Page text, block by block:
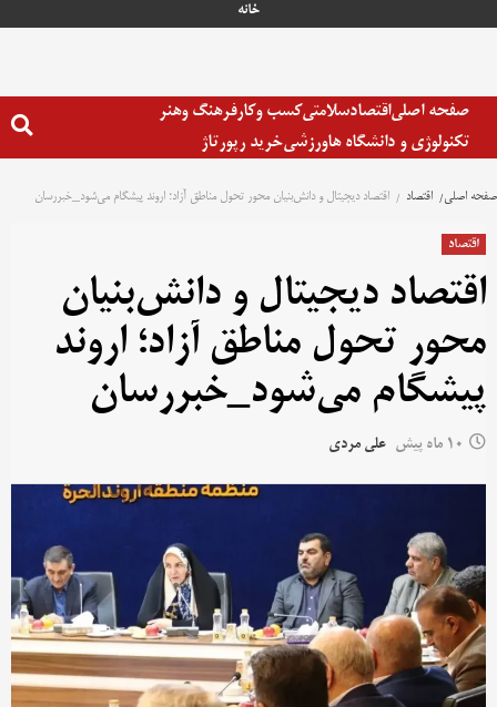
خانه
صفحه اصلیاقتصادسلامتیکسب وکارفرهنگ وهنر
تکنولوژی و دانشگاه هاورزشیخرید رپورتاژ
صفحه اصلی اقتصاد اقتصاد دیجیتال و دانش‌بنیان محور تحول مناطق آزاد؛ اروند پیشگام می‌شود_خبررسان
اقتصاد
اقتصاد دیجیتال و دانش‌بنیان
محور تحول مناطق آزاد؛ اروند
پیشگام می‌شود_خبررسان
10 ماه پیش علی مردی